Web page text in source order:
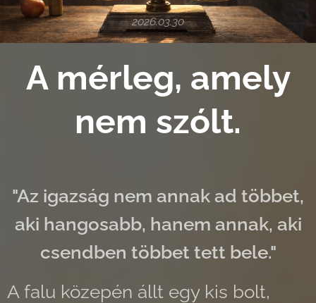
2026.03.30
A mérleg, amely
nem szólt.
"Az igazság nem annak ad többet,
aki hangosabb, hanem annak, aki
csendben többet tett bele."
A falu közepén állt egy kis bolt,